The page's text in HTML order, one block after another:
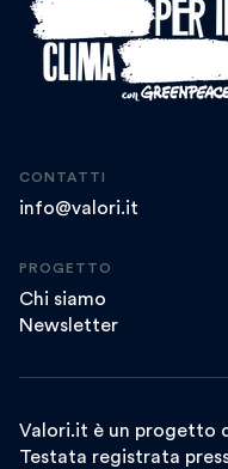
CONTATTI
info@valori.it
PROGETTO
Chi siamo
Newsletter
Valori.it è un progetto
Testata registrata